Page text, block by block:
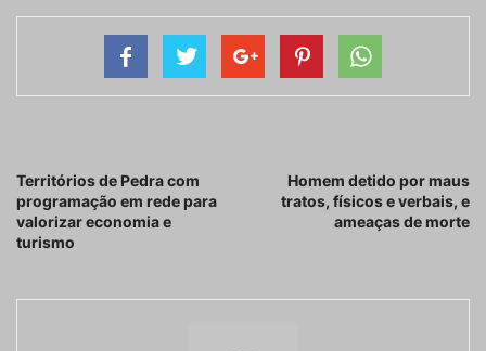
Territórios de Pedra com
programação em rede para
valorizar economia e
turismo
Homem detido por maus
tratos, físicos e verbais, e
ameaças de morte